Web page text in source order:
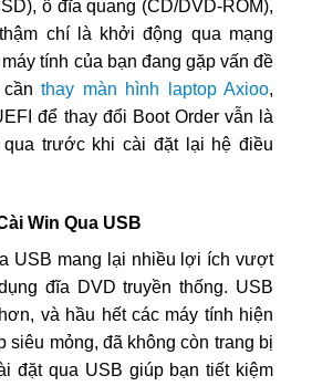
ổ đĩa quang (CD/DVD-ROM),
chí là khởi động qua mạng
tính của bạn đang gặp vấn đề
cầnthay màn hình laptop Axioo,
để thay đổi Boot Order vẫn là
trước khi cài đặt lại hệ điều
Win Qua USB
USB mang lại nhiều lợi ích vượt
đĩa DVD truyền thống. USB
và hầu hết các máy tính hiện
siêu mỏng, đã không còn trang bị
đặt qua USB giúp bạn tiết kiệm